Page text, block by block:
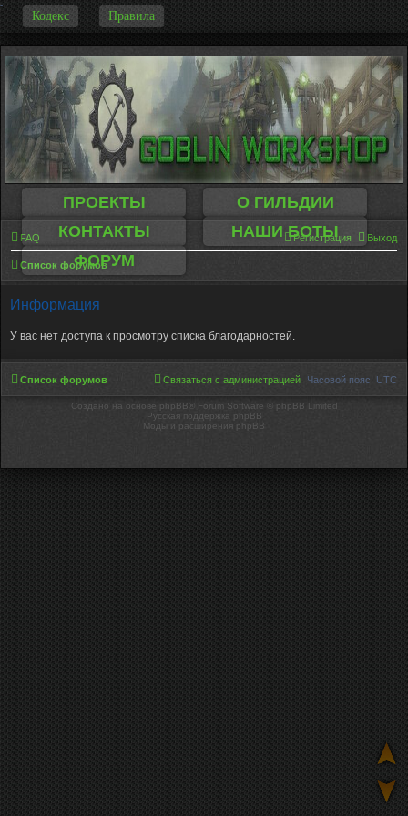
Кодекс Правила
-
ПРОЕКТЫ
О ГИЛЬДИИ
КОНТАКТЫ
НАШИ БОТЫ
ФОРУМ
FAQ Выход
Регистрация
Список форумов
Информация
У вас нет доступа к просмотру списка благодарностей.
Список форумов Часовой пояс: UTC
Связаться с администрацией
Создано на основе phpBB® Forum Software © phpBB Limited
Русская поддержка phpBB
Моды и расширения phpBB